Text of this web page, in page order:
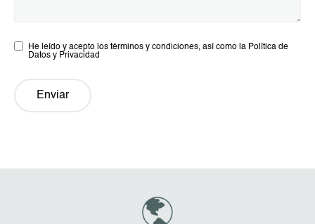
He leído y acepto los términos y condiciones, así como la Política de
Datos y Privacidad
Enviar